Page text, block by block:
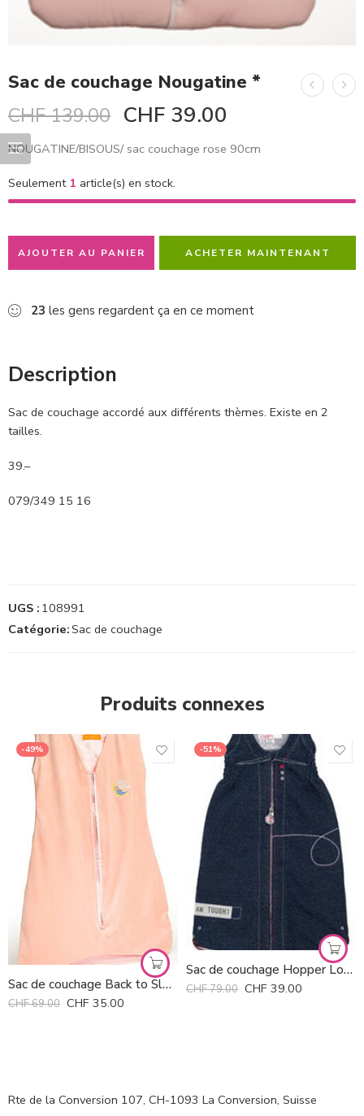
Sac de couchage Nougatine *
CHF139.00 CHF 39.00
NOUGATINE/BISOUS/ sac couchage rose 90cm
Seulement 1 article(s) en stock.
AJOUTER AU PANIER ACHETER MAINTENANT
23 les gens regardent ça en ce moment
Description
Sac de couchage accordé aux différents thèmes. Existe en 2
tailles.
39.–
079/349 15 16
UGS : 108991
Catégorie:Sac de couchage
Produits connexes
-49%
Sac de couchage Back to Sleep Prince Lionheart *
CHF69.00 CHF 35.00
-51%
Sac de couchage Hopper Lodger *
CHF79.00 CHF 39.00
Rte de la Conversion 107, CH-1093 La Conversion, Suisse